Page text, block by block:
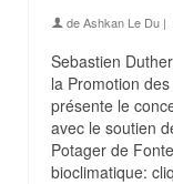
deAshkan Le Du |
Sebastien
la Promotion
présente le
avec le soutien
Potager de
bioclimatique: